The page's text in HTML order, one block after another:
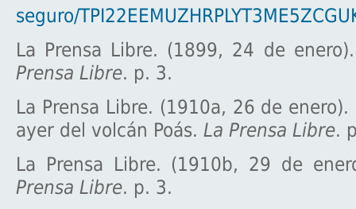
seguro/
La Prensa Libre. (1899, 24 de
Prensa Libre. p. 3.
La Prensa Libre. (1910a, 26 de
ayer del volcán Poás. La Prensa Libre.
La Prensa Libre. (1910b, 29 de
Prensa Libre. p. 3.